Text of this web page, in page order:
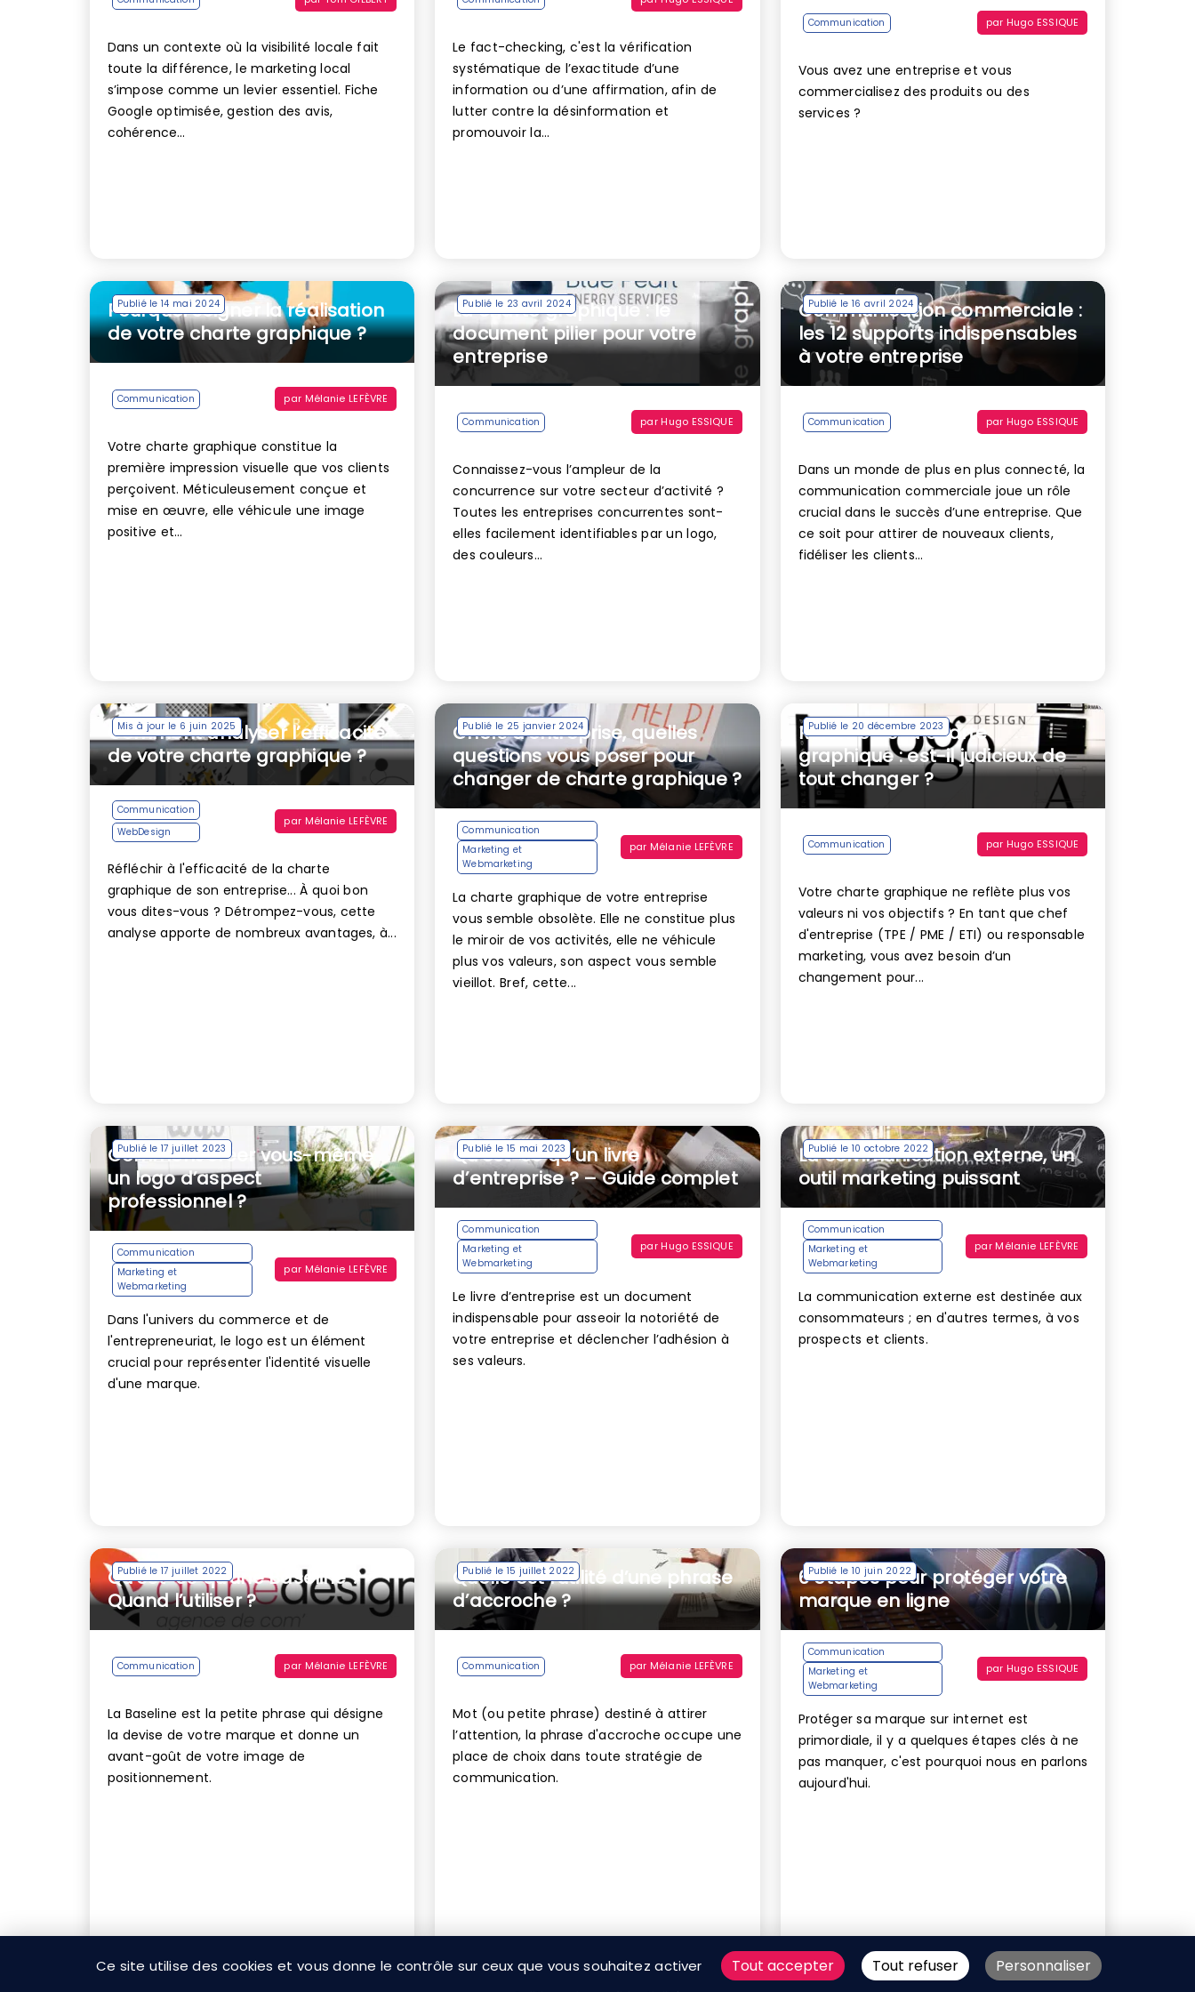
Dans un contexte où la visibilité locale fait
toute la différence, le marketing local
s’impose comme un levier essentiel. Fiche
Google optimisée, gestion des avis,
cohérence...
Le fact-checking, c'est la vérification
systématique de l’exactitude d’une
information ou d’une affirmation, afin de
lutter contre la désinformation et
promouvoir la...
Communication par Hugo ESSIQUE
Vous avez une entreprise et vous
commercialisez des produits ou des
services ?
Publié le 14 mai 2024
Pourquoi soigner la réalisation
de votre charte graphique ?
Communication par Mélanie LEFÈVRE
Votre charte graphique constitue la
première impression visuelle que vos clients
perçoivent. Méticuleusement conçue et
mise en œuvre, elle véhicule une image
positive et...
Publié le 23 avril 2024
La charte graphique : le
document pilier pour votre
entreprise
Communication par Hugo ESSIQUE
Connaissez-vous l’ampleur de la
concurrence sur votre secteur d’activité ?
Toutes les entreprises concurrentes sont-
elles facilement identifiables par un logo,
des couleurs...
Publié le 16 avril 2024
Communication commerciale :
les 12 supports indispensables
à votre entreprise
Communication par Hugo ESSIQUE
Dans un monde de plus en plus connecté, la
communication commerciale joue un rôle
crucial dans le succès d’une entreprise. Que
ce soit pour attirer de nouveaux clients,
fidéliser les clients...
Mis à jour le 6 juin 2025
Comment analyser l’efficacité
de votre charte graphique ?
Communication
WebDesign
par Mélanie LEFÈVRE
Réfléchir à l'efficacité de la charte
graphique de son entreprise... À quoi bon
vous dites-vous ? Détrompez-vous, cette
analyse apporte de nombreux avantages, à...
Publié le 25 janvier 2024
Chefs d’entreprise, quelles
questions vous poser pour
changer de charte graphique ?
Communication
Marketing et
Webmarketing
par Mélanie LEFÈVRE
La charte graphique de votre entreprise
vous semble obsolète. Elle ne constitue plus
le miroir de vos activités, elle ne véhicule
plus vos valeurs, son aspect vous semble
vieillot. Bref, cette...
Publié le 20 décembre 2023
Refonte de la charte
graphique : est-il judicieux de
tout changer ?
Communication par Hugo ESSIQUE
Votre charte graphique ne reflète plus vos
valeurs ni vos objectifs ? En tant que chef
d'entreprise (TPE / PME / ETI) ou responsable
marketing, vous avez besoin d’un
changement pour...
Publié le 17 juillet 2023
Comment créer vous-même
un logo d’aspect
professionnel ?
Communication
Marketing et
Webmarketing
par Mélanie LEFÈVRE
Dans l'univers du commerce et de
l'entrepreneuriat, le logo est un élément
crucial pour représenter l'identité visuelle
d'une marque.
Publié le 15 mai 2023
Qu’est-ce qu’un livre
d’entreprise ? – Guide complet
Communication
Marketing et
Webmarketing
par Hugo ESSIQUE
Le livre d’entreprise est un document
indispensable pour asseoir la notoriété de
votre entreprise et déclencher l’adhésion à
ses valeurs.
Publié le 10 octobre 2022
La communication externe, un
outil marketing puissant
Communication
Marketing et
Webmarketing
par Mélanie LEFÈVRE
La communication externe est destinée aux
consommateurs ; en d'autres termes, à vos
prospects et clients.
Publié le 17 juillet 2022
Qu’est-ce qu’une Baseline ?
Quand l’utiliser ?
Communication par Mélanie LEFÈVRE
La Baseline est la petite phrase qui désigne
la devise de votre marque et donne un
avant-goût de votre image de
positionnement.
Publié le 15 juillet 2022
Quelle est l’utilité d’une phrase
d’accroche ?
Communication par Mélanie LEFÈVRE
Mot (ou petite phrase) destiné à attirer
l’attention, la phrase d'accroche occupe une
place de choix dans toute stratégie de
communication.
Publié le 10 juin 2022
6 étapes pour protéger votre
marque en ligne
Communication
Marketing et
Webmarketing
par Hugo ESSIQUE
Protéger sa marque sur internet est
primordiale, il y a quelques étapes clés à ne
pas manquer, c'est pourquoi nous en parlons
aujourd'hui.
Ce site utilise des cookies et vous donne le contrôle sur ceux que vous souhaitez activer Tout accepter Tout refuser Personnaliser